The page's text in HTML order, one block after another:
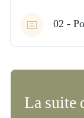
02 -
La suite